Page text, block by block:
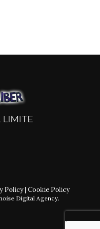
LIMITE
Policy| Cookie Policy
Digital Agency.